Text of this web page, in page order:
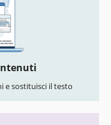
e sostituisci il testo